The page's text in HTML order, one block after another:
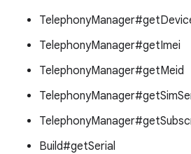
TelephonyManager#getImei
TelephonyManager#getMeid
Build#getSerial